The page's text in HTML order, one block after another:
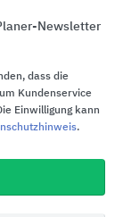
sich
die
Newsletter
dass die
Kundenservice
Einwilligung kann
.